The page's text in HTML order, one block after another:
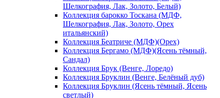
Шелкография, Лак, Золото, Белый)
Коллекция барокко Тоскана (МДФ,
Шелкография, Лак, Золото, Орех
итальянский)
Коллекция Беатриче (МДФ)(Орех)
Коллекция Бергамо (МДФ)(Ясень тёмный,
Сандал)
Коллекция Брук (Венге, Лоредо)
Коллекция Бруклин (Венге, Белёный дуб)
Коллекция Бруклин (Ясень тёмный, Ясень
светлый)